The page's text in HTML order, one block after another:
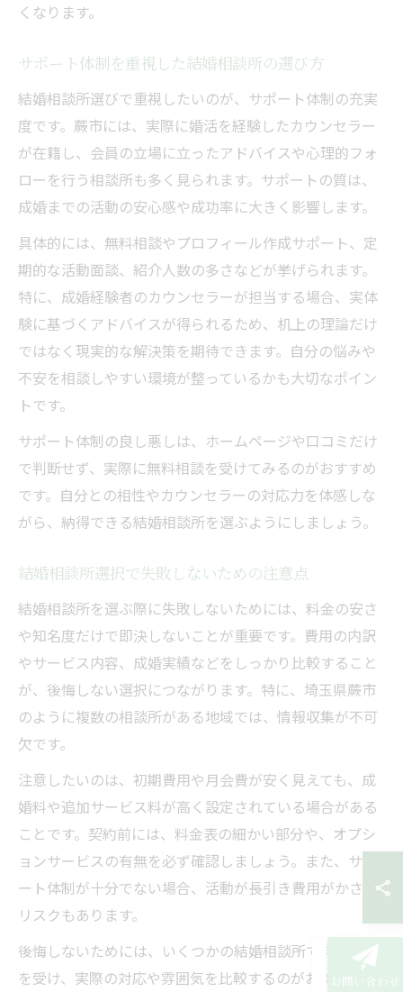
くなります。
サポート体制を重視した結婚相談所の選び方
結婚相談所選びで重視したいのが、サポート体制の充実
度です。蕨市には、実際に婚活を経験したカウンセラー
が在籍し、会員の立場に立ったアドバイスや心理的フォ
ローを行う相談所も多く見られます。サポートの質は、
成婚までの活動の安心感や成功率に大きく影響します。
具体的には、無料相談やプロフィール作成サポート、定
期的な活動面談、紹介人数の多さなどが挙げられます。
特に、成婚経験者のカウンセラーが担当する場合、実体
験に基づくアドバイスが得られるため、机上の理論だけ
ではなく現実的な解決策を期待できます。自分の悩みや
不安を相談しやすい環境が整っているかも大切なポイン
トです。
サポート体制の良し悪しは、ホームページや口コミだけ
で判断せず、実際に無料相談を受けてみるのがおすすめ
です。自分との相性やカウンセラーの対応力を体感しな
がら、納得できる結婚相談所を選ぶようにしましょう。
結婚相談所選択で失敗しないための注意点
結婚相談所を選ぶ際に失敗しないためには、料金の安さ
や知名度だけで即決しないことが重要です。費用の内訳
やサービス内容、成婚実績などをしっかり比較すること
が、後悔しない選択につながります。特に、埼玉県蕨市
のように複数の相談所がある地域では、情報収集が不可
欠です。
注意したいのは、初期費用や月会費が安く見えても、成
婚料や追加サービス料が高く設定されている場合がある
ことです。契約前には、料金表の細かい部分や、オプシ
ョンサービスの有無を必ず確認しましょう。また、サポ
ート体制が十分でない場合、活動が長引き費用がかさむ
リスクもあります。
後悔しないためには、いくつかの結婚相談所で無料相談
を受け、実際の対応や雰囲気を比較するのがおすすめで
お問い合わせ